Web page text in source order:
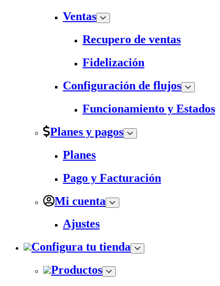
Ventas
Recupero de ventas
Fidelización
Configuración de flujos
Funcionamiento y Estados
Planes y pagos
Planes
Pago y Facturación
Mi cuenta
Ajustes
Configura tu tienda
Productos